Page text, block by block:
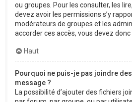
ou groupes. Pour les consulter, les
devez avoir les permissions s’y
modérateurs de groupes et les
accorder ces accès, vous devez donc
Haut
Pourquoi ne puis-je pas joindre
message ?
La possibilité d’ajouter des fichiers